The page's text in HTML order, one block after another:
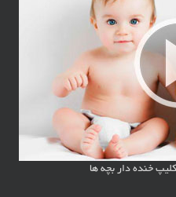
کلیپ خنده دار بچه ها